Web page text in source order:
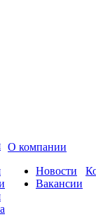
О компании
Новости
Вакансии